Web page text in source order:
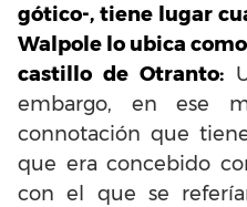
gótico-, tiene lugar
Walpole lo ubica
castillo de Otranto:
embargo, en ese
connotación que
que era concebido
con el que se